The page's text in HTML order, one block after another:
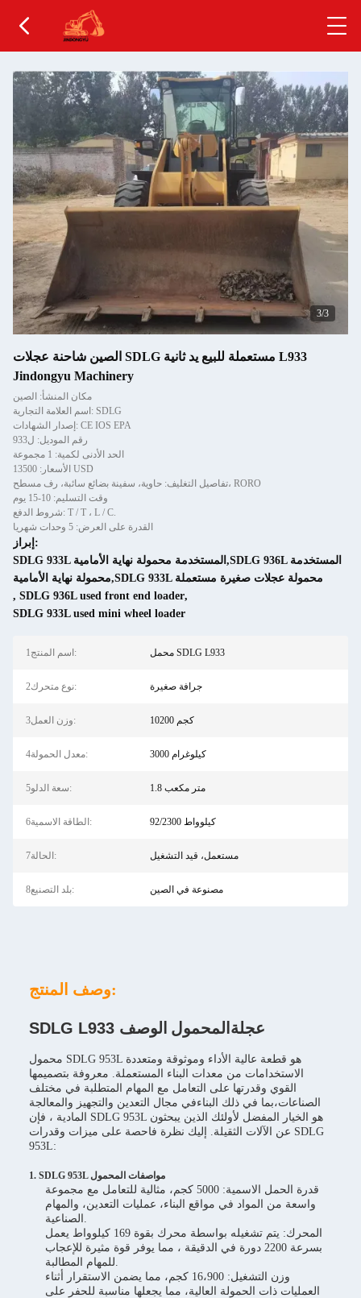
1/3
الصين شاحنة عجلات SDLG مستعملة للبيع يد ثانية L933
Jindongyu Machinery
مكان المنشأ: الصين
اسم العلامة التجارية: SDLG
إصدار الشهادات: CE IOS EPA
رقم الموديل: ل933
الحد الأدنى لكمية: 1 مجموعة
الأسعار: 13500 USD
تفاصيل التغليف: حاوية، سفينة بضائع سائبة، رف مسطح، RORO
وقت التسليم: 10-15 يوم
شروط الدفع: T / T ، L / C.
القدرة على العرض: 5 وحدات شهريا
إبراز:
SDLG 933L المستخدمة محمولة نهاية الأمامية,SDLG 936L المستخدمة
محمولة نهاية الأمامية,SDLG 933L محمولة عجلات صغيرة مستعملة
, SDLG 936L used front end loader,
SDLG 933L used mini wheel loader
1اسم المنتج: محمل SDLG L933
2نوع متحرك: جرافة صغيرة
3وزن العمل: 10200 كجم
4معدل الحمولة: 3000 كيلوغرام
5سعة الدلو: 1.8 متر مكعب
6الطاقة الاسمية: 92/2300 كيلوواط
7الحالة: مستعمل، قيد التشغيل
8بلد التصنيع: مصنوعة في الصين
وصف المنتج:
SDLG L933 عجلة المحمول الوصف
محمول SDLG 953L هو قطعة عالية الأداء وموثوقة ومتعددة
الاستخدامات من معدات البناء المستعملة. معروفة بتصميمها
القوي وقدرتها على التعامل مع المهام المتطلبة في مختلف
الصناعات،بما في ذلك البناءفي مجال التعدين والتجهيز والمعالجة
المادية ، فإن SDLG 953L هو الخيار المفضل لأولئك الذين يبحثون
عن الآلات الثقيلة. إليك نظرة فاحصة على ميزات وقدرات SDLG
953L:
1. SDLG 953L مواصفات المحمول
قدرة الحمل الاسمية: 5000 كجم، مثالية للتعامل مع مجموعة
واسعة من المواد في مواقع البناء، عمليات التعدين، والمهام
الصناعية.
المحرك: يتم تشغيله بواسطة محرك بقوة 169 كيلوواط يعمل
بسرعة 2200 دورة في الدقيقة ، مما يوفر قوة مثيرة للإعجاب
للمهام المطالبة.
وزن التشغيل: 16،900 كجم، مما يضمن الاستقرار أثناء
العمليات ذات الحمولة العالية، مما يجعلها مناسبة للحفر على